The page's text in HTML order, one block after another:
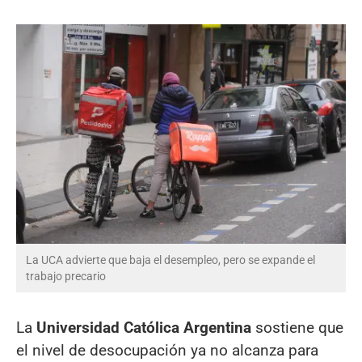
La UCA advierte que baja el desempleo, pero se expande el
trabajo precario
La Universidad Católica Argentina sostiene que
el nivel de desocupación ya no alcanza para